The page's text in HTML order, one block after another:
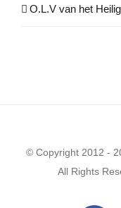
O.L.V van het
© Copyright 2012 -
All Rights